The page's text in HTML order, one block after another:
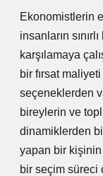
Ekonomistlerin
insanların
karşılamaya
bir fırsat
seçeneklerden
bireylerin ve
dinamiklerden
yapan bir
bir seçim süreci